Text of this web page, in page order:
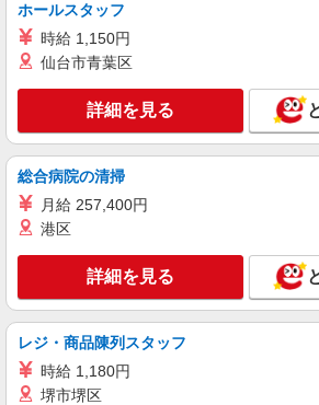
月給210000円〜
る） ※残業代支給 ★交通
゜+゜・。○。・゜+゜・
10万円支給(規定有) お友達を紹介頂くと, インセン
ティブ支給(規定有) ゜・
福岡県福岡市早良区
キープ
派遣社員 紹介予定派遣
株式会社シエロ
月給231500円〜
る） ※上記金額に時間外
算・賞与あり・時間外手
10h/月）・地域手当/職能
援金（4000円/月）あり・
ブあり ★交通費別途支給（規定
○。・゜+゜・。○。・゜+
福岡県福岡市早良区の
キープ
ホールスタッフ
時給 1,150円
仙台市青葉区
詳細を見る
総合病院の清掃
月給 257,400円
港区
詳細を見る
レジ・商品陳列スタッフ
時給 1,180円
堺市堺区